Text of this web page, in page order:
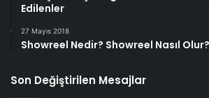
Edilenler
27 Mayıs 2018
Showreel Nedir? Showreel Nasıl Olur?
Son Değiştirilen Mesajlar